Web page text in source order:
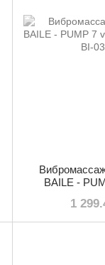
BAILE -
1